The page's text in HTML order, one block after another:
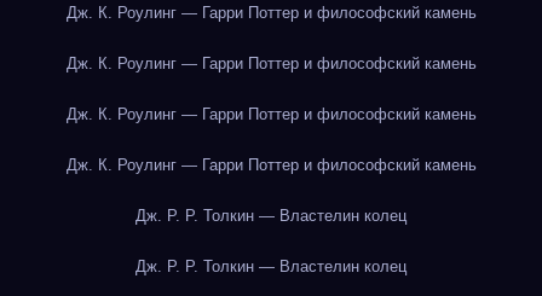
Дж. К. Роулинг — Гарри Поттер и философский камень
Дж. К. Роулинг — Гарри Поттер и философский камень
Дж. К. Роулинг — Гарри Поттер и философский камень
Дж. К. Роулинг — Гарри Поттер и философский камень
Дж. Р. Р. Толкин — Властелин колец
Дж. Р. Р. Толкин — Властелин колец